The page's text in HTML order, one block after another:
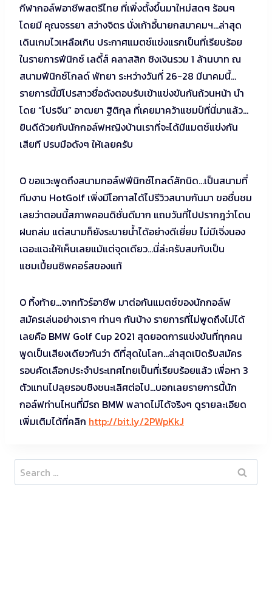
กีฬากอล์ฟอาชีพสตรีไทย ที่เพิ่งตั้งขึ้นมาใหม่สดๆ ร้อนๆ
โดยมี คุณจรรยา สว่างจิตร นั่งเก้าอี้นายกสมาคมฯ…ล่าสุด
เดินเกมไวเหลือเกิน ประกาศแมตช์แข่งแรกเป็นที่เรียบร้อย
ในรายการฟีนิกซ์ เลดี้ส์ คลาสสิก ชิงเงินรวม 1 ล้านบาท ณ
สนามฟีนิกซ์โกลด์ พัทยา ระหว่างวันที่ 26-28 มีนาคมนี้…
รายการนี้มีโปรสาวชื่อดังตอบรับเข้าแข่งขันกันถ้วนหน้า นำ
โดย “โปรจีน” อาฒยา ฐิติกุล ที่เคยมาคว้าแชมป์ที่นี่มาแล้ว…
ยินดีด้วยกับนักกอล์ฟหญิงบ้านเราที่จะได้มีแมตช์แข่งกัน
เสียที ปรบมือดังๆ ให้เลยครับ
O ขอแวะพูดถึงสนามกอล์ฟฟีนิกซ์โกลด์สักนิด…เป็นสนามที่
ทีมงาน HotGolf เพิ่งมีโอกาสได้ไปรีวิวสนามกันมา ขอชื่นชม
เลยว่าตอนนี้สภาพคอนดิชั่นดีมาก แถมวันที่ไปปรากฎว่าโดน
ฝนถล่ม แต่สนามก็ยังระบายน้ำได้อย่างดีเยี่ยม ไม่มีเจิ่งนอง
เฉอะแฉะให้เห็นเลยแม้แต่จุดเดียว…นี่ล่ะครับสมกับเป็น
แชมเปี้ยนชิพคอร์สของแท้
O ทิ้งท้าย…จากทัวร์อาชีพ มาต่อกันแมตช์ของนักกอล์ฟ
สมัครเล่นอย่างเราๆ ท่านๆ กันบ้าง รายการที่ไม่พูดถึงไม่ได้
เลยคือ BMW Golf Cup 2021 สุดยอดการแข่งขันที่ทุกคน
พูดเป็นเสียงเดียวกันว่า ดีที่สุดในโลก…ล่าสุดเปิดรับสมัคร
รอบคัดเลือกประจำประเทศไทยเป็นที่เรียบร้อยแล้ว เพื่อหา 3
ตัวแทนไปลุยรอบชิงชนะเลิศต่อไป…บอกเลยรายการนี้นัก
กอล์ฟท่านไหนที่มีรถ BMW พลาดไม่ได้จริงๆ ดูรายละเอียด
เพิ่มเติมได้ที่คลิก http://bit.ly/2PWpKkJ
Search
for: